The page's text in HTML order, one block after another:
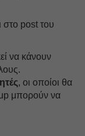
στο post του
να κάνουν
, οι οποίοι θα
μπορούν να